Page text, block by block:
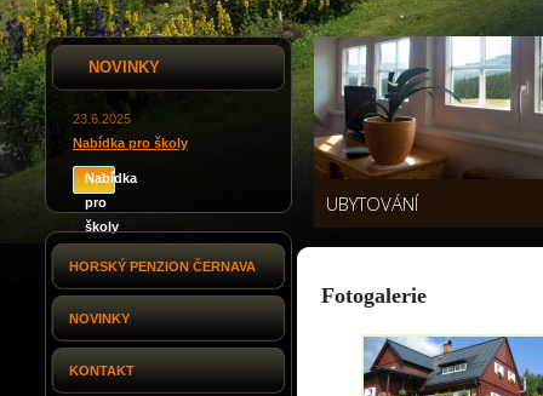
NOVINKY
23.6.2025
Nabídka pro školy
Nabídka
pro
školy
HORSKÝ PENZION ČERNAVA
NOVINKY
KONTAKT
UBYTOVÁNÍ
Fotogalerie